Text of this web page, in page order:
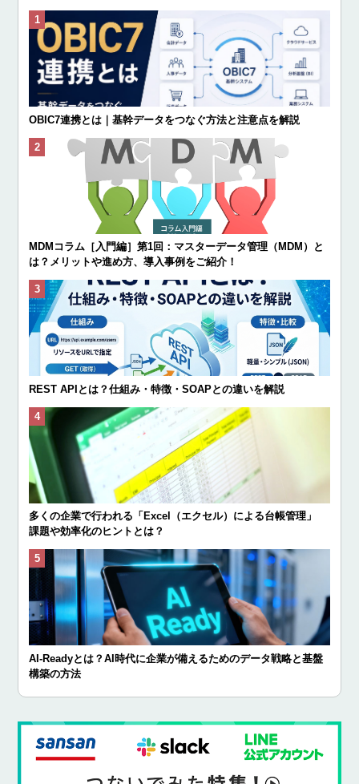
OBIC7連携とは｜基幹データをつなぐ方法と注意点を解説
MDMコラム［入門編］第1回：マスターデータ管理（MDM）と
は？メリットや進め方、導入事例をご紹介！
REST APIとは？仕組み・特徴・SOAPとの違いを解説
多くの企業で行われる「Excel（エクセル）による台帳管理」
課題や効率化のヒントとは？
AI-Readyとは？AI時代に企業が備えるためのデータ戦略と基盤
構築の方法